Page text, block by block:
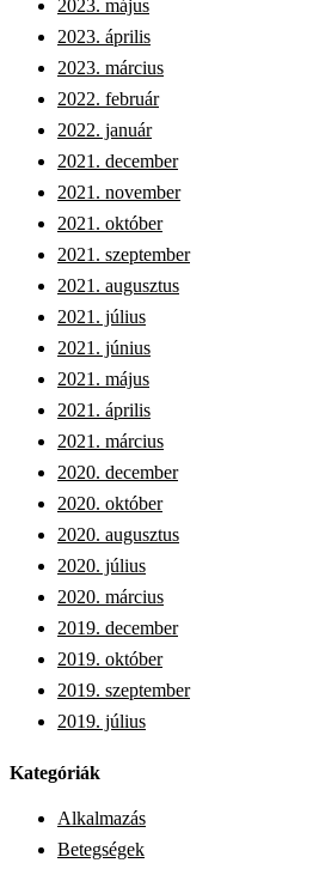
2023. május
2023. április
2023. március
2022. február
2022. január
2021. december
2021. november
2021. október
2021. szeptember
2021. augusztus
2021. július
2021. június
2021. május
2021. április
2021. március
2020. december
2020. október
2020. augusztus
2020. július
2020. március
2019. december
2019. október
2019. szeptember
2019. július
Kategóriák
Alkalmazás
Betegségek